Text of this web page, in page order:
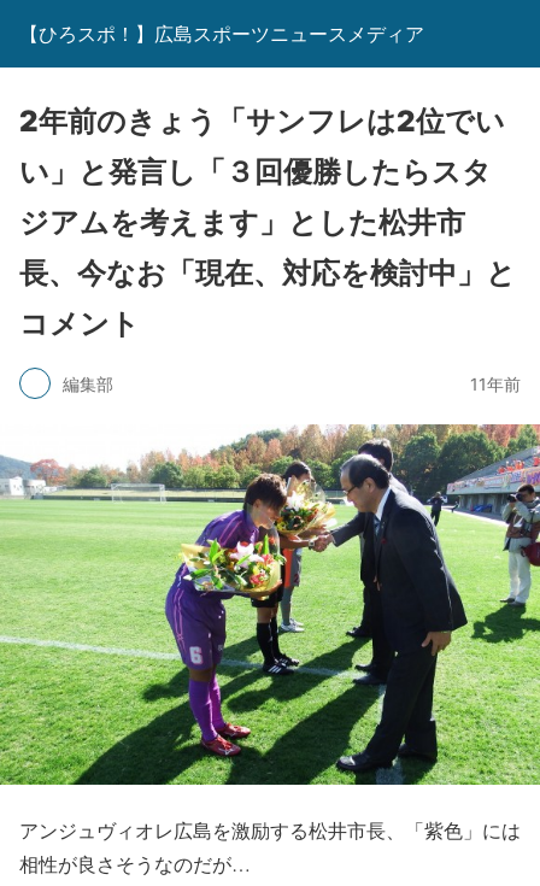
【ひろスポ！】広島スポーツニュースメディア
2年前のきょう「サンフレは2位でい
い」と発言し「３回優勝したらスタ
ジアムを考えます」とした松井市
長、今なお「現在、対応を検討中」と
コメント
編集部 11年前
アンジュヴィオレ広島を激励する松井市長、「紫色」には
相性が良さそうなのだが…